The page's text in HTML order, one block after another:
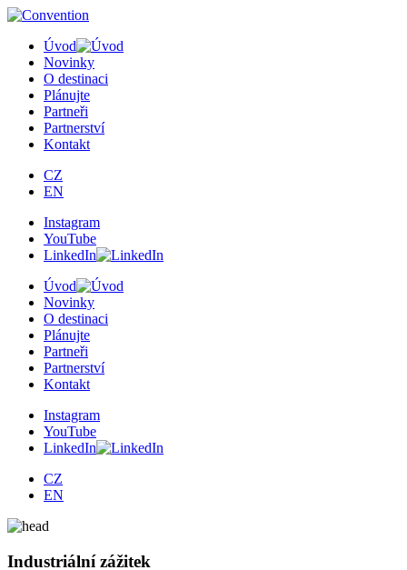
Úvod
Novinky
O destinaci
Plánujte
Partneři
Partnerství
Kontakt
CZ
EN
Instagram
YouTube
LinkedIn
Úvod
Novinky
O destinaci
Plánujte
Partneři
Partnerství
Kontakt
Instagram
YouTube
LinkedIn
CZ
EN
Industriální zážitek